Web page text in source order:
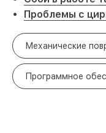
Проблемы с
Механические
Программное